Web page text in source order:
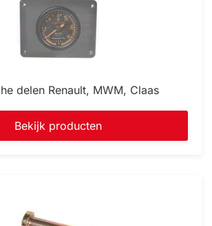
delen Renault, MWM, Claas
Bekijk producten